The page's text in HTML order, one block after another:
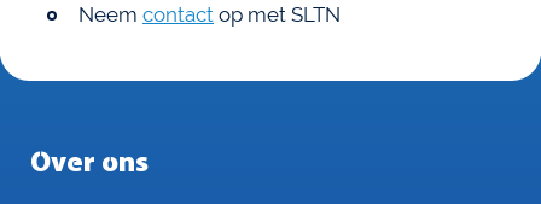
Neem contact op met SLTN
Over ons